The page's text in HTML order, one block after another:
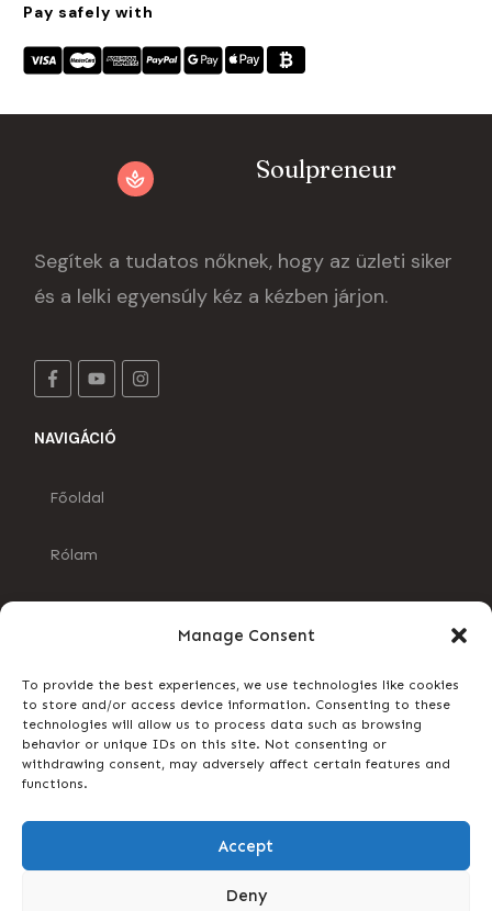
Manage Consent
To provide the best experiences, we use technologies like cookies
to store and/or access device information. Consenting to these
technologies will allow us to process data such as browsing
behavior or unique IDs on this site. Not consenting or
withdrawing consent, may adversely affect certain features and
functions.
Accept
Deny
Pay safely with
Soulpreneur
Segítek a tudatos nőknek, hogy az üzleti siker
és a lelki egyensúly kéz a kézben járjon.
NAVIGÁCIÓ
Főoldal
Rólam
INFORMÁCIÓK
Adatkezelés